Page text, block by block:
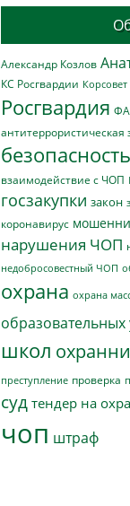
Александр Козлов
КС Росгвардии
Росгвардия
безопасность
взаимодействие с ЧОП
госзакупки закон
коронавирус
нарушения ЧОП
недобросовестный ЧОП
охрана охрана
школ
преступление проверка
суд тендер на
чоп штраф